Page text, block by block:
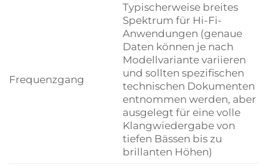
Frequenzgang
Typischerweise breites
Spektrum für Hi-Fi-
Anwendungen (genaue
Daten können je nach
Modellvariante variieren
und sollten spezifischen
technischen Dokumenten
entnommen werden, aber
ausgelegt für eine volle
Klangwiedergabe von
tiefen Bässen bis zu
brillanten Höhen)